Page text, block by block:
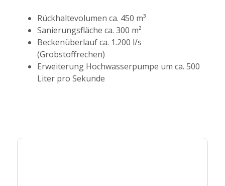
Rückhaltevolumen ca. 450 m³
Sanierungsfläche ca. 300 m²
Beckenüberlauf ca. 1.200 l/s
(Grobstoffrechen)
Erweiterung Hochwasserpumpe um ca. 500
Liter pro Sekunde